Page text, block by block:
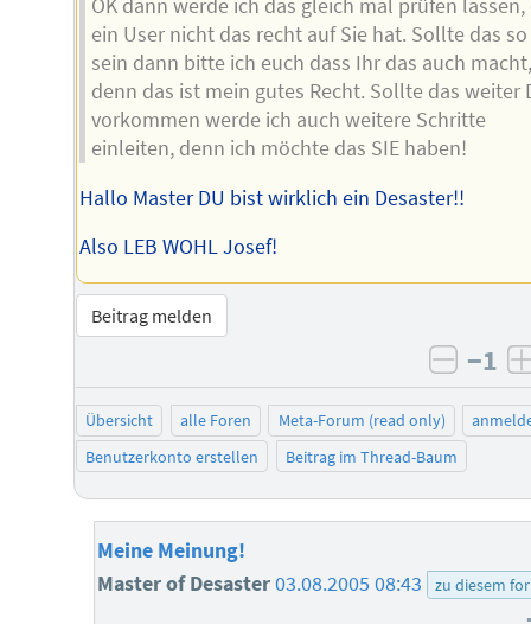
OK dann werde ich das gleich mal prüfen lassen,
ein User nicht das recht auf Sie hat. Sollte das so
sein dann bitte ich euch dass Ihr das auch macht,
denn das ist mein gutes Recht. Sollte das weiter
vorkommen werde ich auch weitere Schritte
einleiten, denn ich möchte das SIE haben!
Hallo Master DU bist wirklich ein Desaster!!
Also LEB WOHL Josef!
Beitrag melden
−1
Übersicht alle Foren Meta-Forum (read only)
Benutzerkonto erstellen
Beitrag im Thread-Baum
Meine Meinung!
Master of Desaster03.08.2005 08:43 zu diesem